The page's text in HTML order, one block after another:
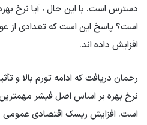
دسترس است. با این حال ، آیا نرخ
است؟ پاسخ این است که تعدادی از
افزایش داده اند.
رحمان دریافت که ادامه تورم بالا و
نرخ بهره بر اساس اصل فیشر
است. افزایش ریسک اقتصادی عمومی